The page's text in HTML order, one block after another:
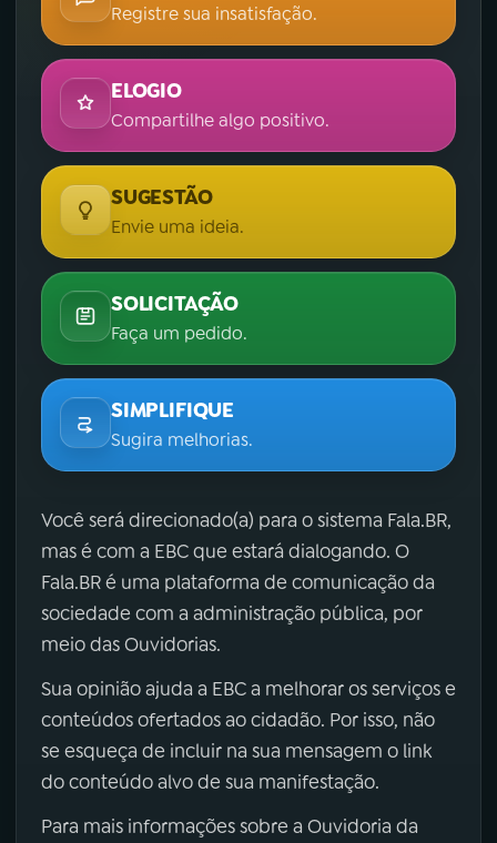
Registre sua insatisfação.
ELOGIO
Compartilhe algo positivo.
SUGESTÃO
Envie uma ideia.
SOLICITAÇÃO
Faça um pedido.
SIMPLIFIQUE
Sugira melhorias.
Você será direcionado(a) para o sistema Fala.BR,
mas é com a EBC que estará dialogando. O
Fala.BR é uma plataforma de comunicação da
sociedade com a administração pública, por
meio das Ouvidorias.
Sua opinião ajuda a EBC a melhorar os serviços e
conteúdos ofertados ao cidadão. Por isso, não
se esqueça de incluir na sua mensagem o link
do conteúdo alvo de sua manifestação.
Para mais informações sobre a Ouvidoria da